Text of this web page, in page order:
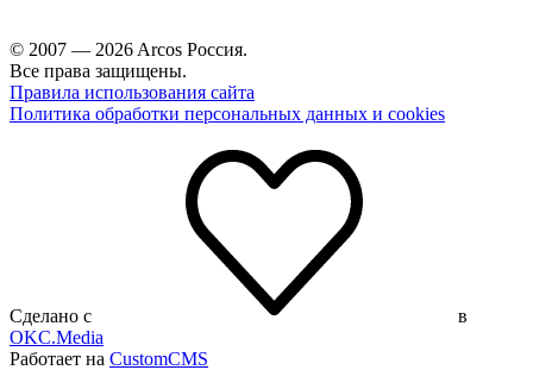
© 2007 — 2026 Arcos Россия.
Все права защищены.
Правила использования сайта
Политика обработки персональных данных и cookies
Сделано с
в
OKC.Media
Работает на CustomCMS